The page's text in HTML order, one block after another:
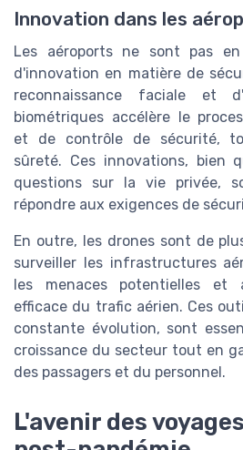
Innovation dans les
Les aéroports ne sont pas
d'innovation en matière de
reconnaissance faciale et
biométriques accélère le
et de contrôle de sécurité,
sûreté. Ces innovations, bien
questions sur la vie privée,
répondre aux exigences de
En outre, les drones sont de
surveiller les infrastructures
les menaces potentielles et
efficace du trafic aérien. Ces
constante évolution, sont
croissance du secteur tout en
des passagers et du personnel.
L'avenir des